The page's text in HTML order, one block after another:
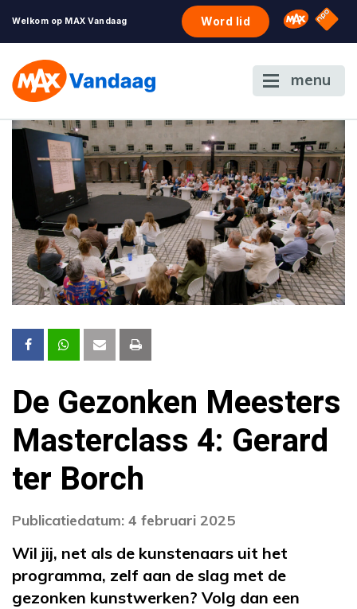
Welkom op MAX Vandaag Word lid Omroep
NPO
menu
De Gezonken Meesters
Masterclass 4: Gerard
ter Borch
Publicatiedatum: 4 februari 2025
Wil jij, net als de kunstenaars uit het
programma, zelf aan de slag met de
gezonken kunstwerken? Volg dan een